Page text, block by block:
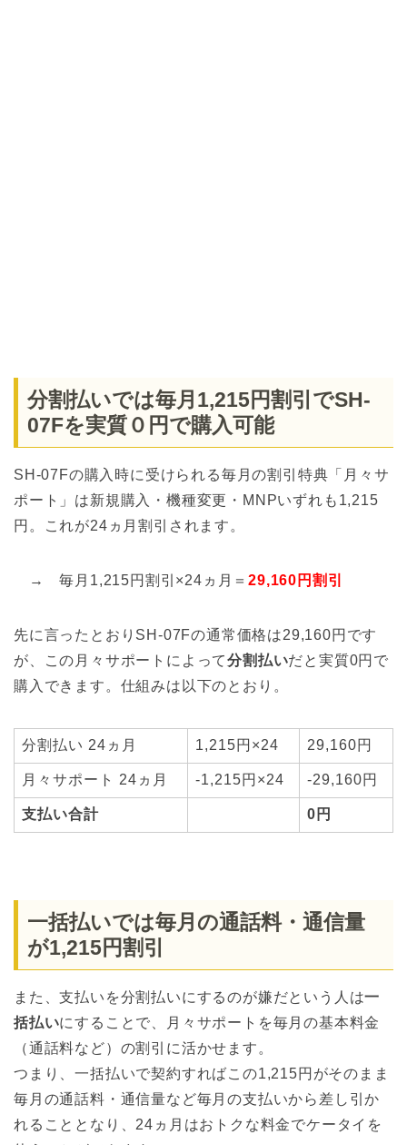
分割払いでは毎月1,215円割引でSH-
07Fを実質０円で購入可能
SH-07Fの購入時に受けられる毎月の割引特典「月々サ
ポート」は新規購入・機種変更・MNPいずれも1,215
円。これが24ヵ月割引されます。
→ 毎月1,215円割引×24ヵ月＝29,160円割引
先に言ったとおりSH-07Fの通常価格は29,160円です
が、この月々サポートによって分割払いだと実質0円で
購入できます。仕組みは以下のとおり。
分割払い 24ヵ月 1,215円×24 29,160円
月々サポート 24ヵ月 -1,215円×24 -29,160円
支払い合計 0円
一括払いでは毎月の通話料・通信量
が1,215円割引
また、支払いを分割払いにするのが嫌だという人は一
括払いにすることで、月々サポートを毎月の基本料金
（通話料など）の割引に活かせます。
つまり、一括払いで契約すればこの1,215円がそのまま
毎月の通話料・通信量など毎月の支払いから差し引か
れることとなり、24ヵ月はおトクな料金でケータイを